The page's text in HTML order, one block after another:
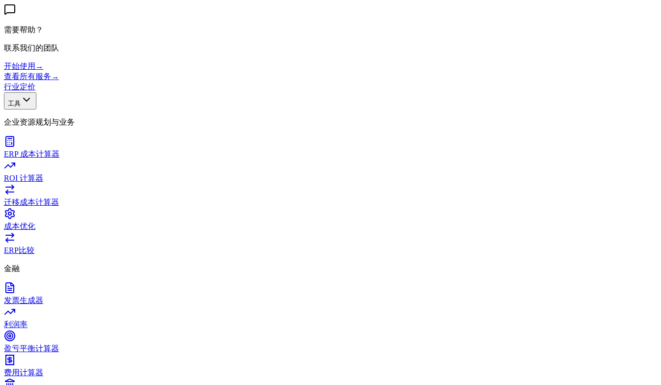
需要帮助？
联系我们的团队
开始使用 →
查看所有服务 →
行业定价
工具
企业资源规划与业务
ERP 成本计算器
ROI 计算器
迁移成本计算器
成本优化
ERP比较
金融
发票生成器
利润率
盈亏平衡计算器
费用计算器